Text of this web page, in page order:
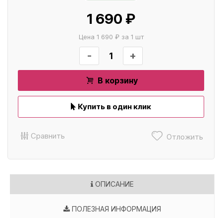
1 690 ₽
Цена 1 690 ₽ за 1 шт
- +
В корзину
Купить в один клик
Сравнить Отложить
ОПИСАНИЕ
ПОЛЕЗНАЯ ИНФОРМАЦИЯ